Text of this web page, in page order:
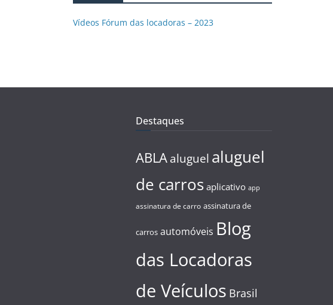
Vídeos Fórum das locadoras – 2023
Destaques
ABLA aluguel aluguel
de carros aplicativo app
assinatura de carro assinatura de
carros automóveis Blog
das Locadoras
de Veículos Brasil